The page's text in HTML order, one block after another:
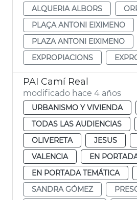
ALQUERIA ALBORS
PLAÇA ANTONI EIXIMENO
PLAZA ANTONI EIXIMENO
EXPROPIACIONS
PAI Camí Real
modificado hace 4 años
URBANISMO Y VIVIENDA
TODAS LAS AUDIENCIAS
OLIVERETA
JESUS
VALENCIA
EN
EN PORTADA TEMÁTICA
SANDRA GÓMEZ